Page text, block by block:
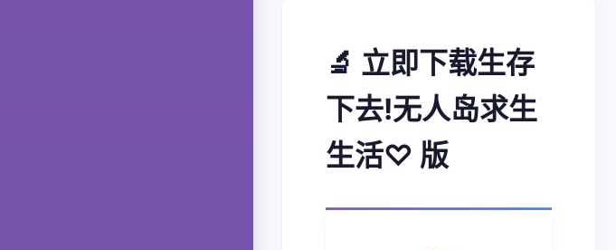
🔬 立即下载生存
下去!无人岛求生
生活♡ 版